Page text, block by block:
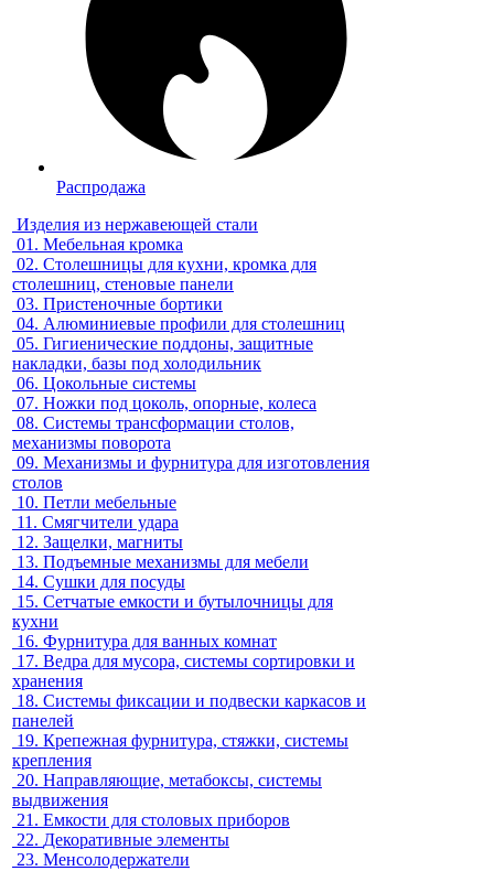
Распродажа
Изделия из нержавеющей стали
01. Мебельная кромка
02. Столешницы для кухни, кромка для
столешниц, стеновые панели
03. Пристеночные бортики
04. Алюминиевые профили для столешниц
05. Гигиенические поддоны, защитные
накладки, базы под холодильник
06. Цокольные системы
07. Ножки под цоколь, опорные, колеса
08. Системы трансформации столов,
механизмы поворота
09. Механизмы и фурнитура для изготовления
столов
10. Петли мебельные
11. Смягчители удара
12. Защелки, магниты
13. Подъемные механизмы для мебели
14. Сушки для посуды
15. Сетчатые емкости и бутылочницы для
кухни
16. Фурнитура для ванных комнат
17. Ведра для мусора, системы сортировки и
хранения
18. Системы фиксации и подвески каркасов и
панелей
19. Крепежная фурнитура, стяжки, системы
крепления
20. Направляющие, метабоксы, системы
выдвижения
21. Емкости для столовых приборов
22. Декоративные элементы
23. Менсолодержатели